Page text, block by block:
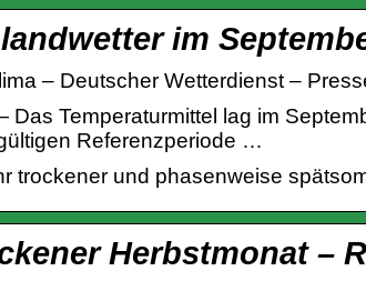
im
– Deutscher Wetterdienst –
Temperaturmittel lag im
Referenzperiode …
trockener und phasenweise
Herbstmonat –